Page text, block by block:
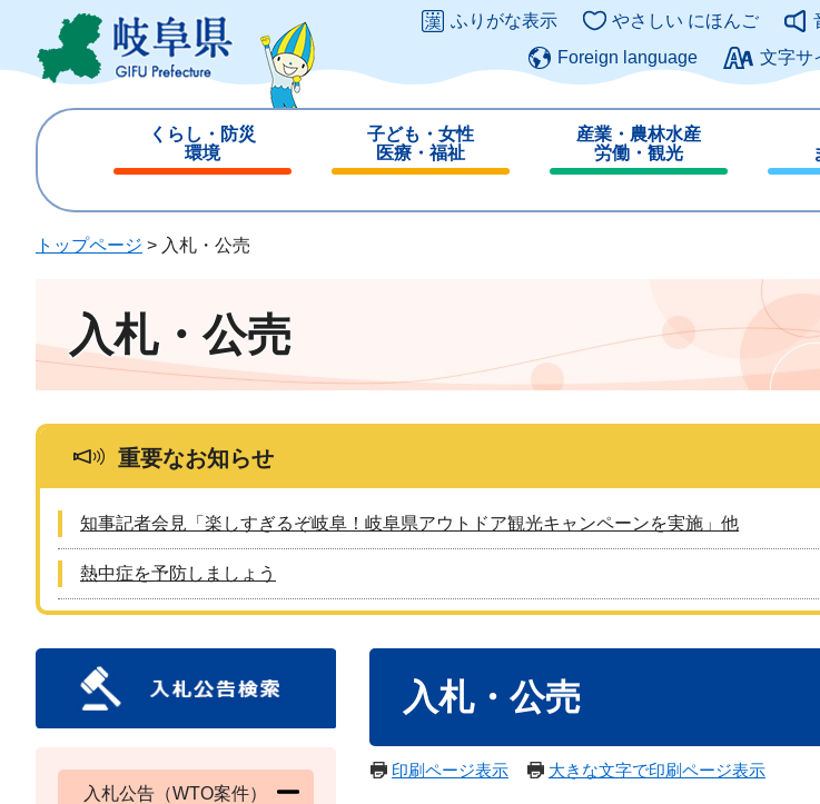
ジ
ュ
このページの本文
ふりがな表示 やさしい にほんご
Foreign language
文字サ
くらし・防災
環境
じ
子ども・女性
医療・福祉
じ
産業・農林水産
労働・観光
じ
じ
トップページ > 入札・公売
入札・公売
重要なお知らせ
知事記者会見「楽しすぎるぞ岐阜！岐阜県アウトドア観光キャンペーンを実施」他
熱中症を予防しましょう
入札・公売
印刷ページ表示 大きな文字で印刷ページ表示
入札公告（WTO案件）